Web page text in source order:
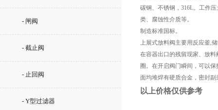
- 闸阀
- 截止阀
- 止回阀
- Y型过滤器
碳钢、不锈钢，316L。工作
类、腐蚀性介质等。
制造标准国标。
上展式放料阀主要用反应釜,
在容器出口的残留现家、放
圈。在开启阀门瞬间，可以
面均堆焊有硬质合金，密封
以上价格仅供参考